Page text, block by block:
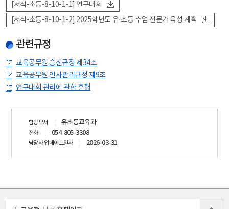
[서식-초등-8-10-1-1] 연구대회
[서식-초등-8-10-1-2] 2025학년도 유·초등 수업 전문가 육성 계획
관련규정
교육공무원 승진규정 제34조
교육공무원 인사관리규정 제9조
연구대회 관리에 관한 훈령
담당부서 유초등교육과
전화 054-805-3308
담당자 업데이트일자 2026-03-31